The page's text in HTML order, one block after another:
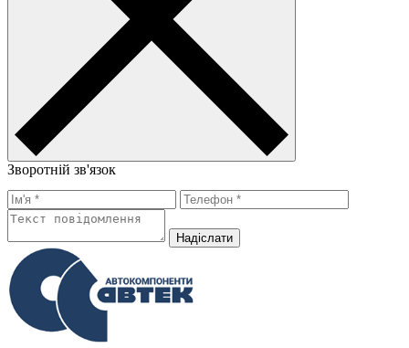
Зворотній зв'язок
Надiслати